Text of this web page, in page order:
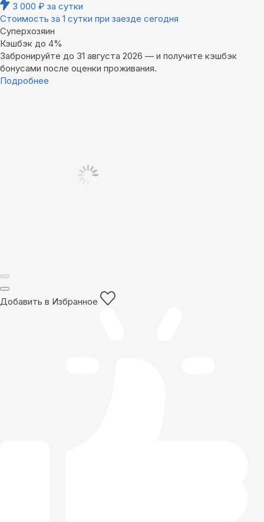
3 000 ₽ за сутки
Стоимость за 1 сутки при заезде сегодня
Суперхозяин
Кэшбэк до 4%
Забронируйте до 31 августа 2026 — и получите кэшбэк
бонусами после оценки проживания.
Подробнее
Добавить в Избранное